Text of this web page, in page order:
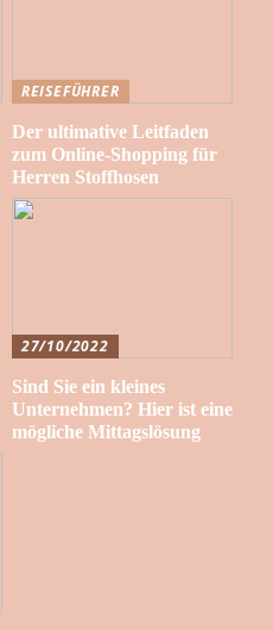
REISEFÜHRER
Der ultimative Leitfaden
zum Online-Shopping für
Herren Stoffhosen
27/10/2022
Sind Sie ein kleines
Unternehmen? Hier ist eine
mögliche Mittagslösung